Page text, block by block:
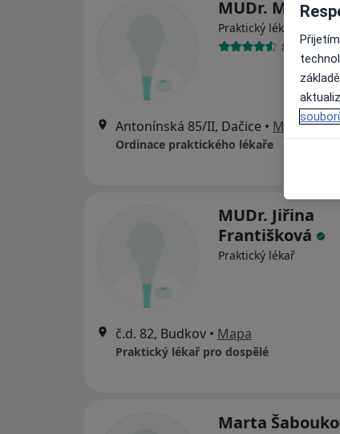
MUDr. Miloš
Praktický lékař
8 názorů
Antonínská 85/II, Dačice • Mapa
Ordinace praktického lékaře
MUDr. Jiřina
Františková
Praktický lékař
č.d. 82, Budkov • Mapa
Praktický lékař pro dospělé
Marta